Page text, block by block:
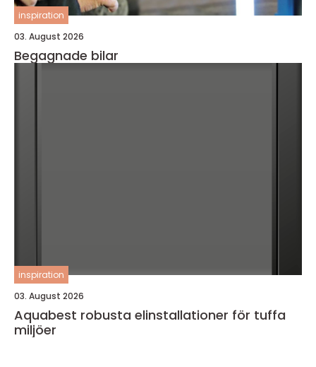
inspiration
03. August 2026
Begagnade bilar
inspiration
03. August 2026
Aquabest robusta elinstallationer för tuffa
miljöer